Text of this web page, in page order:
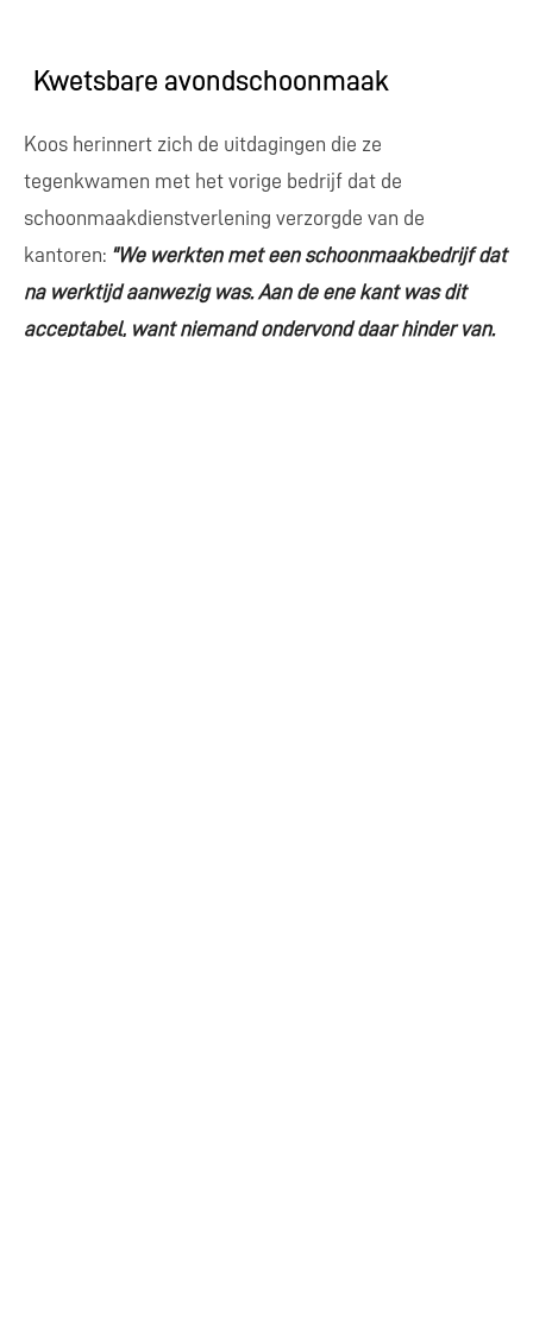
Kwetsbare avondschoonmaak
Koos herinnert zich de uitdagingen die ze
tegenkwamen met het vorige bedrijf dat de
schoonmaakdienstverlening verzorgde van de
kantoren: "We werkten met een schoonmaakbedrijf dat
na werktijd aanwezig was. Aan de ene kant was dit
acceptabel, want niemand ondervond daar hinder van.